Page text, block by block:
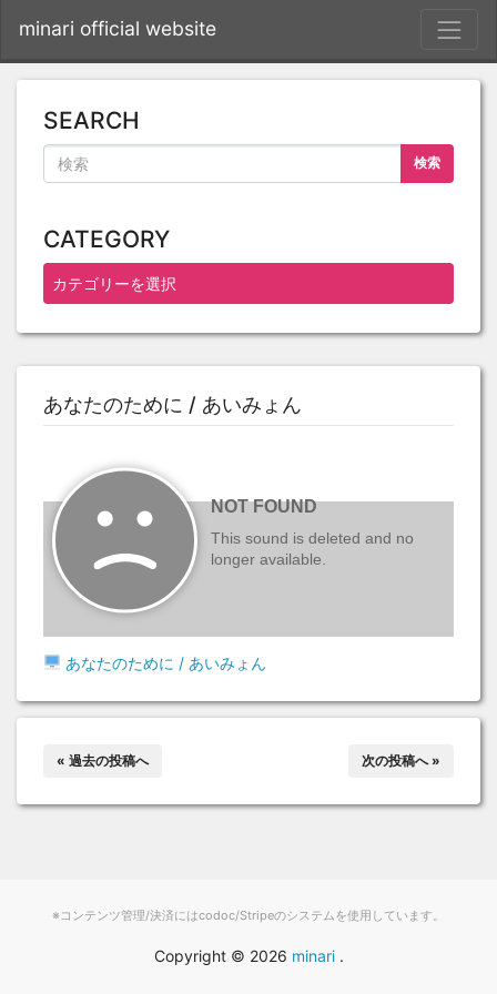
minari official website
あなたのために / あいみょん
あなたのために / あいみょん
« 過去の投稿へ 次の投稿へ »
SEARCH
検索
CATEGORY
※コンテンツ管理/決済にはcodoc/Stripeのシステムを使用しています。
Copyright © 2026 minari.